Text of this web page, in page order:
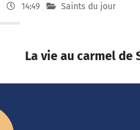
14:49 Saints du jour
La vie au carmel de